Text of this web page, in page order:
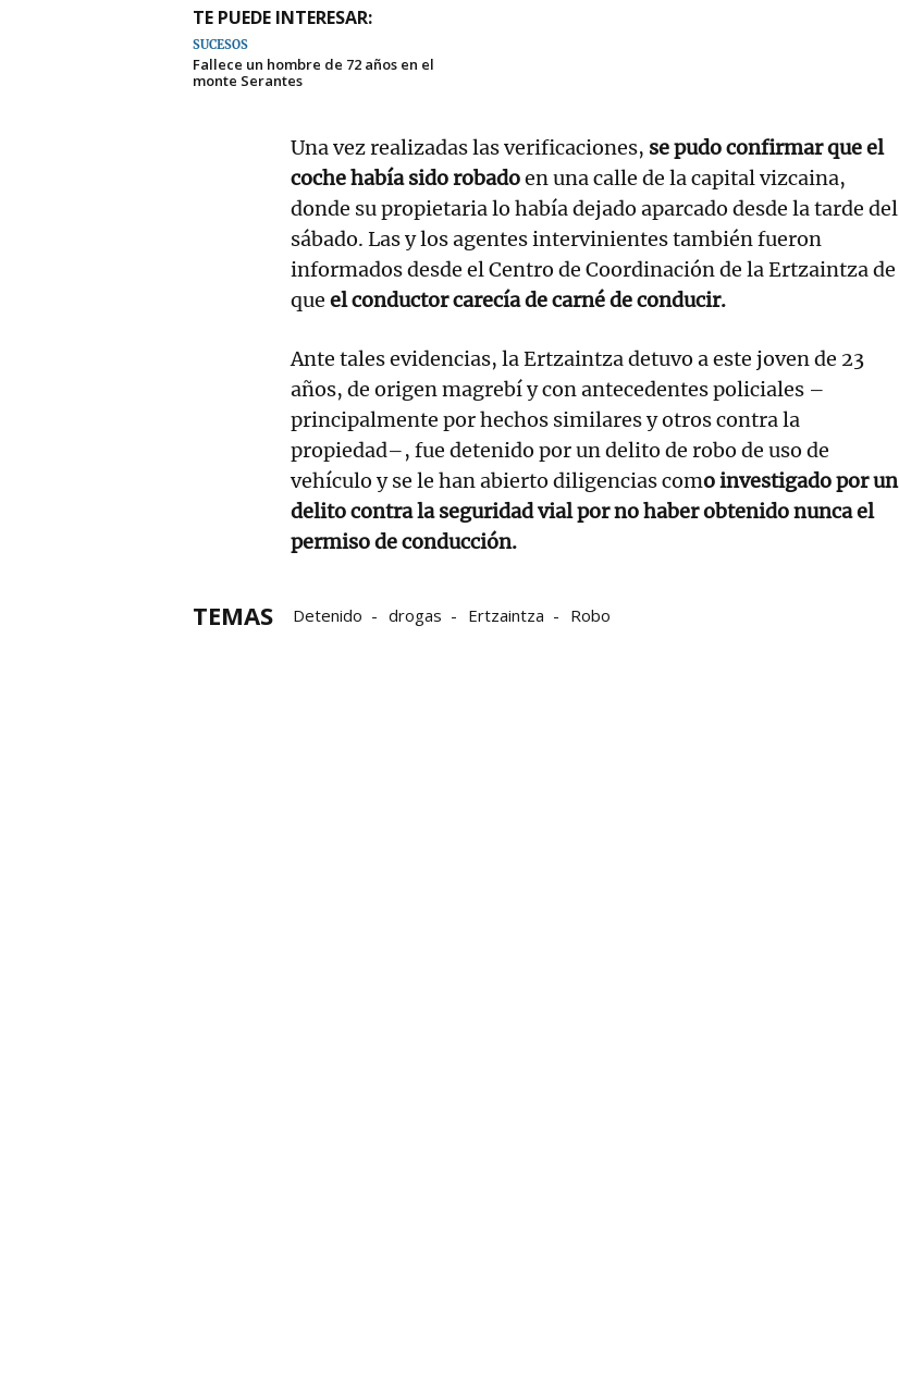
TE PUEDE INTERESAR:
SUCESOS
Fallece un hombre de 72 años en el
monte Serantes
Una vez realizadas las verificaciones, se pudo confirmar que el
coche había sido robadoen una calle de la capital vizcaina,
donde su propietaria lo había dejado aparcado desde la tarde del
sábado. Las y los agentes intervinientes también fueron
informados desde el Centro de Coordinación de la Ertzaintza de
que el conductor carecía de carné de conducir.
Ante tales evidencias, la Ertzaintza detuvo a este joven de 23
años, de origen magrebí y con antecedentes policiales –
principalmente por hechos similares y otros contra la
propiedad–, fue detenido por un delito de robo de uso de
vehículo y se le han abierto diligencias como investigado por un
delito contra la seguridad vial por no haber obtenido nunca el
permiso de conducción.
TEMAS Detenido drogas Ertzaintza Robo